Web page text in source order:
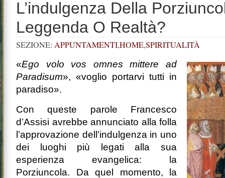
L’indulgenza Della
Leggenda O Realtà?
SEZIONE: APPUNTAMENTI,HOME,SPIRITUALITÀ
«Ego volo vos omnes mittere ad
Paradisum», «voglio portarvi tutti in
paradiso».
Con queste parole Francesco
d’Assisi avrebbe annunciato alla folla
l’approvazione dell’indulgenza in uno
dei luoghi più legati alla sua
esperienza evangelica: la
Porziuncola. Da quel momento, la